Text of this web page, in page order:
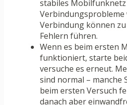
stabiles
Verbindungsprobleme
Verbindung können
Fehlern führen.
Wenn es beim ersten
funktioniert, starte
versuche es erneut.
sind normal – manche
beim ersten Versuch
danach aber